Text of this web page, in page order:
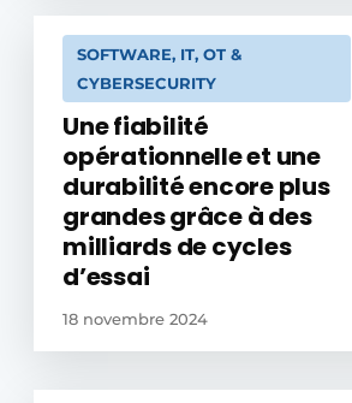
SOFTWARE, IT, OT &
CYBERSECURITY
Une fiabilité
opérationnelle et une
durabilité encore plus
grandes grâce à des
milliards de cycles
d’essai
18 novembre 2024